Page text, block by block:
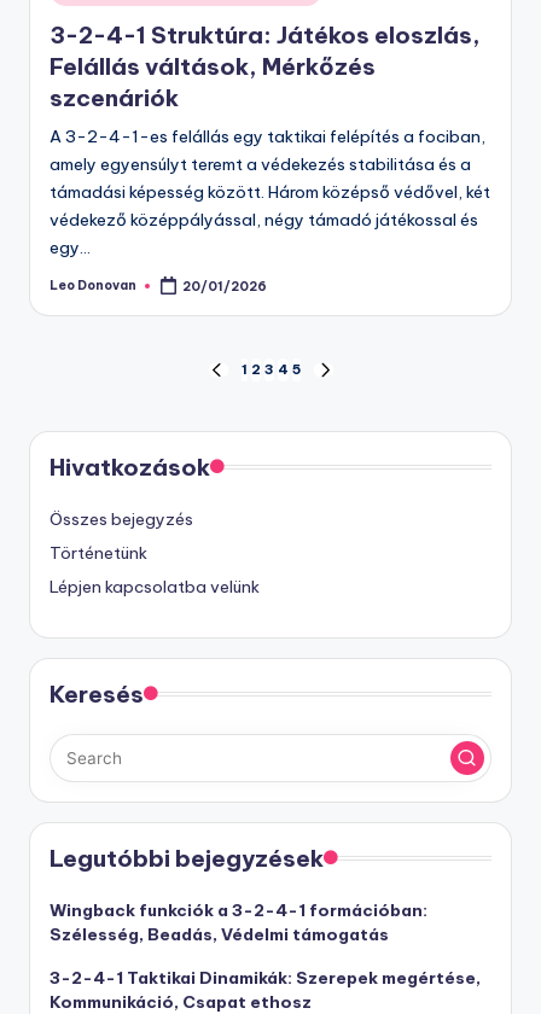
in
3-2-4-1 Struktúra: Játékos eloszlás,
Felállás váltások, Mérkőzés
szcenáriók
A 3-2-4-1-es felállás egy taktikai felépítés a fociban,
amely egyensúlyt teremt a védekezés stabilitása és a
támadási képesség között. Három középső védővel, két
védekező középpályással, négy támadó játékossal és
egy…
Posted
Leo Donovan 20/01/2026
pagination
PREVIOUS
1 2 3 4 5
Hivatkozások
Összes bejegyzés
Történetünk
Lépjen kapcsolatba velünk
Keresés
Legutóbbi bejegyzések
Wingback funkciók a 3-2-4-1 formációban:
Szélesség, Beadás, Védelmi támogatás
3-2-4-1 Taktikai Dinamikák: Szerepek megértése,
Kommunikáció, Csapat ethosz